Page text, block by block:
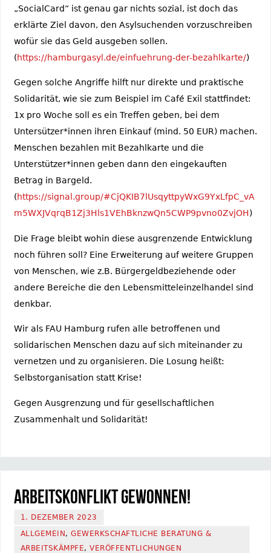
„SocialCard“ ist genau gar nichts sozial, ist doch das
erklärte Ziel davon, den Asylsuchenden vorzuschreiben
wofür sie das Geld ausgeben sollen.
(https://hamburgasyl.de/einfuehrung-der-bezahlkarte/)
Gegen solche Angriffe hilft nur direkte und praktische
Solidarität, wie sie zum Beispiel im Café Exil stattfindet:
1x pro Woche soll es ein Treffen geben, bei dem
Untersützer*innen ihren Einkauf (mind. 50 EUR) machen.
Menschen bezahlen mit Bezahlkarte und die
Unterstützer*innen geben dann den eingekauften
Betrag in Bargeld.
(https://signal.group/#CjQKIB7lUsqyttpyWxG9YxLfpC_vA
m5WXJVqrqB1Zj3Hls1VEhBknzwQn5CWP9pvno0ZvjOH)
Die Frage bleibt wohin diese ausgrenzende Entwicklung
noch führen soll? Eine Erweiterung auf weitere Gruppen
von Menschen, wie z.B. Bürgergeldbeziehende oder
andere Bereiche die den Lebensmitteleinzelhandel sind
denkbar.
Wir als FAU Hamburg rufen alle betroffenen und
solidarischen Menschen dazu auf sich miteinander zu
vernetzen und zu organisieren. Die Losung heißt:
Selbstorganisation statt Krise!
Gegen Ausgrenzung und für gesellschaftlichen
Zusammenhalt und Solidarität!
Arbeitskonflikt gewonnen!
1. DEZEMBER 2023
ALLGEMEIN,GEWERKSCHAFTLICHE BERATUNG &
ARBEITSKÄMPFE,VERÖFFENTLICHUNGEN